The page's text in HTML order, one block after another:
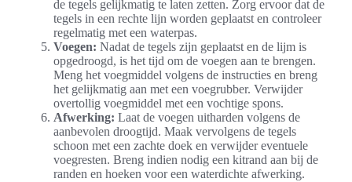
de tegels gelijkmatig te laten zetten. Zorg ervoor dat de
tegels in een rechte lijn worden geplaatst en controleer
regelmatig met een waterpas.
Voegen: Nadat de tegels zijn geplaatst en de lijm is
opgedroogd, is het tijd om de voegen aan te brengen.
Meng het voegmiddel volgens de instructies en breng
het gelijkmatig aan met een voegrubber. Verwijder
overtollig voegmiddel met een vochtige spons.
Afwerking: Laat de voegen uitharden volgens de
aanbevolen droogtijd. Maak vervolgens de tegels
schoon met een zachte doek en verwijder eventuele
voegresten. Breng indien nodig een kitrand aan bij de
randen en hoeken voor een waterdichte afwerking.